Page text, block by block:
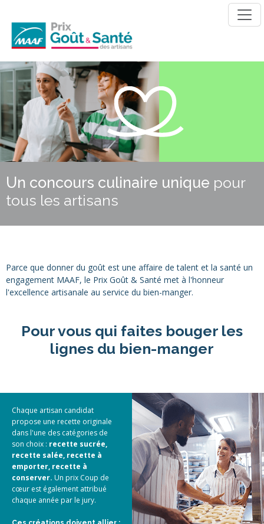
Un concours culinaire unique pour
tous les artisans
Parce que donner du goût est une affaire de talent et la santé un
engagement MAAF, le Prix Goût & Santé met à l'honneur
l'excellence artisanale au service du bien-manger.
Pour vous qui faites bouger les
lignes du bien-manger
Chaque artisan candidat
propose une recette originale
dans l'une des catégories de
son choix : recette sucrée,
recette salée, recette à
emporter, recette à
conserver. Un prix Coup de
cœur est également attribué
chaque année par le jury.